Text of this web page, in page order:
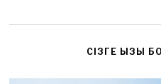
CІЗГЕ ҚЫЗЫҚ